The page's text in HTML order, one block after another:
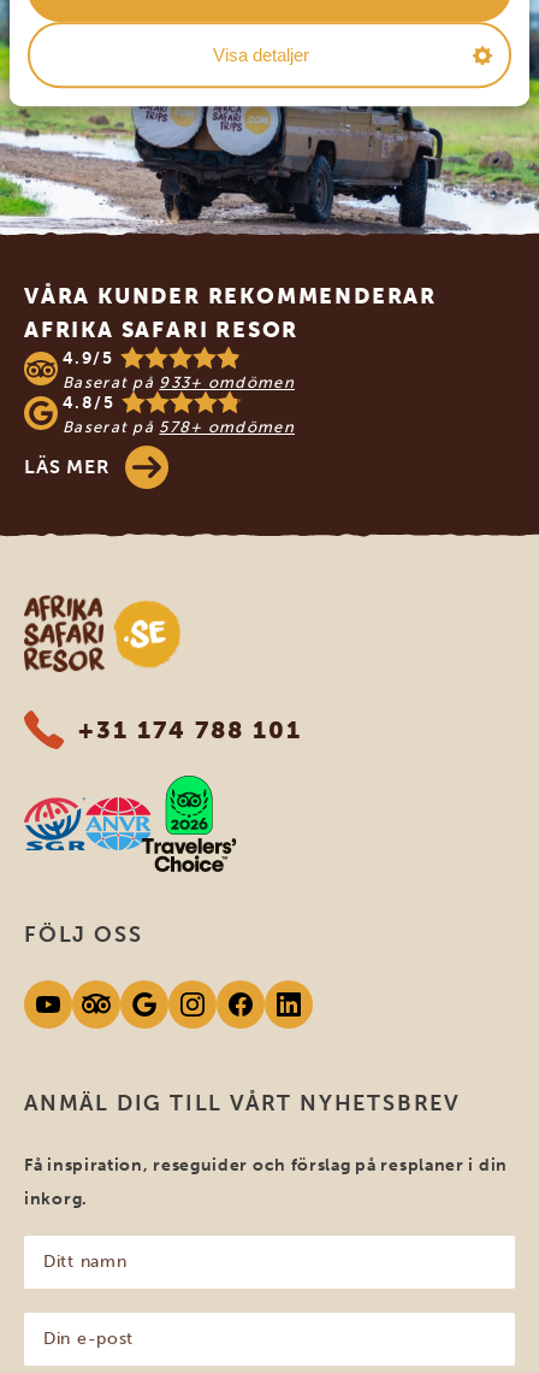
Visa detaljer
Footer
VÅRA KUNDER REKOMMENDERAR
AFRIKA SAFARI RESOR
4.9/5
Baserat på 933+ omdömen
4.8/5
Baserat på 578+ omdömen
LÄS MER
Safari-resor i Afrika
+31 174 788 101
ANMÄL DIG TILL VÅRT NYHETSBREV
Få inspiration, reseguider och förslag på resplaner i din
inkorg.
namn
(Obligatoriskt)
FÖLJ OSS